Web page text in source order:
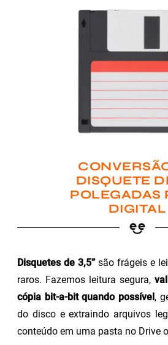
DISQUETE
POLEGADAS
DIGITAL
Disquetes de 3,5”são frágeis e
raros. Fazemos leitura segura,
cópia bit-a-bit quando possível,
do disco e extraindo arquivos
conteúdo em uma pasta no Drive